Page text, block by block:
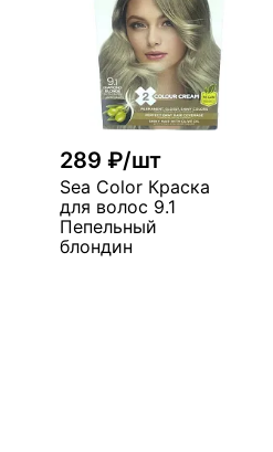
289 ₽/шт
Sea Color Краска
для волос 9.1
Пепельный
блондин